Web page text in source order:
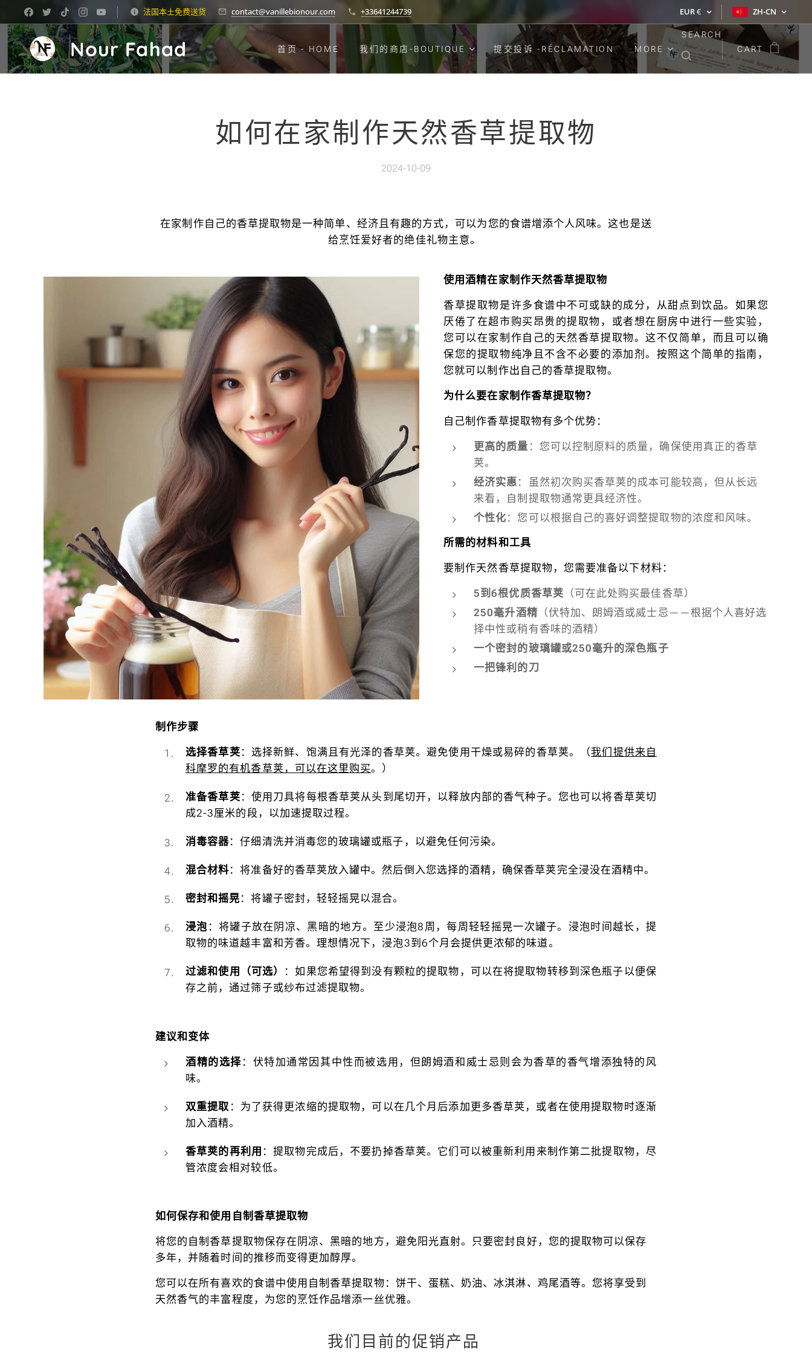
法国本土免费送货 contact@vanillebionour.com +33641244739 EUR€ ZH-CN
Nour Fahad 首页 - HOME 我们的商店-BOUTIQUE 提交投诉 -RÉCLAMATION MORE
SEARCH
CART
如何在家制作天然香草提取物
2024-10-09
在家制作自己的香草提取物是一种简单、经济且有趣的方式，可以为您的食谱增添个人风味。这也是送
给烹饪爱好者的绝佳礼物主意。
使用酒精在家制作天然香草提取物
香草提取物是许多食谱中不可或缺的成分，从甜点到饮品。如果您
厌倦了在超市购买昂贵的提取物，或者想在厨房中进行一些实验，
您可以在家制作自己的天然香草提取物。这不仅简单，而且可以确
保您的提取物纯净且不含不必要的添加剂。按照这个简单的指南，
您就可以制作出自己的香草提取物。
为什么要在家制作香草提取物？
自己制作香草提取物有多个优势：
更高的质量 ：您可以控制原料的质量，确保使用真正的香草
荚。
经济实惠 ：虽然初次购买香草荚的成本可能较高，但从长远
来看，自制提取物通常更具经济性。
个性化 ：您可以根据自己的喜好调整提取物的浓度和风味。
所需的材料和工具
要制作天然香草提取物，您需要准备以下材料：
5到6根优质香草荚 （可在此处购买最佳香草）
250毫升酒精（伏特加、朗姆酒或威士忌——根据个人喜好选
择中性或稍有香味的酒精）
一个密封的玻璃罐或250毫升的深色瓶子
一把锋利的刀
制作步骤
选择香草荚：选择新鲜、饱满且有光泽的香草荚。避免使用干燥或易碎的香草荚。（我们提供来自
科摩罗的有机香草荚，可以在这里购买。）
准备香草荚：使用刀具将每根香草荚从头到尾切开，以释放内部的香气种子。您也可以将香草荚切
成2-3厘米的段，以加速提取过程。
消毒容器：仔细清洗并消毒您的玻璃罐或瓶子，以避免任何污染。
混合材料：将准备好的香草荚放入罐中。然后倒入您选择的酒精，确保香草荚完全浸没在酒精中。
密封和摇晃 ：将罐子密封，轻轻摇晃以混合。
浸泡 ：将罐子放在阴凉、黑暗的地方。至少浸泡8周，每周轻轻摇晃一次罐子。浸泡时间越长，提
取物的味道越丰富和芳香。理想情况下，浸泡3到6个月会提供更浓郁的味道。
过滤和使用（可选）
：如果您希望得到没有颗粒的提取物，可以在将提取物转移到深色瓶子以便保
存之前，通过筛子或纱布过滤提取物。
建议和变体
酒精的选择 ：伏特加通常因其中性而被选用，但朗姆酒和威士忌则会为香草的香气增添独特的风
味。
双重提取 ：为了获得更浓缩的提取物，可以在几个月后添加更多香草荚，或者在使用提取物时逐渐
加入酒精。
香草荚的再利用 ：提取物完成后，不要扔掉香草荚。它们可以被重新利用来制作第二批提取物，尽
管浓度会相对较低。
如何保存和使用自制香草提取物
将您的自制香草提取物保存在阴凉、黑暗的地方，避免阳光直射。只要密封良好，您的提取物可以保存
多年，并随着时间的推移而变得更加醇厚。
您可以在所有喜欢的食谱中使用自制香草提取物：饼干、蛋糕、奶油、冰淇淋、鸡尾酒等。您将享受到
天然香气的丰富程度，为您的烹饪作品增添一丝优雅。
我们目前的促销产品